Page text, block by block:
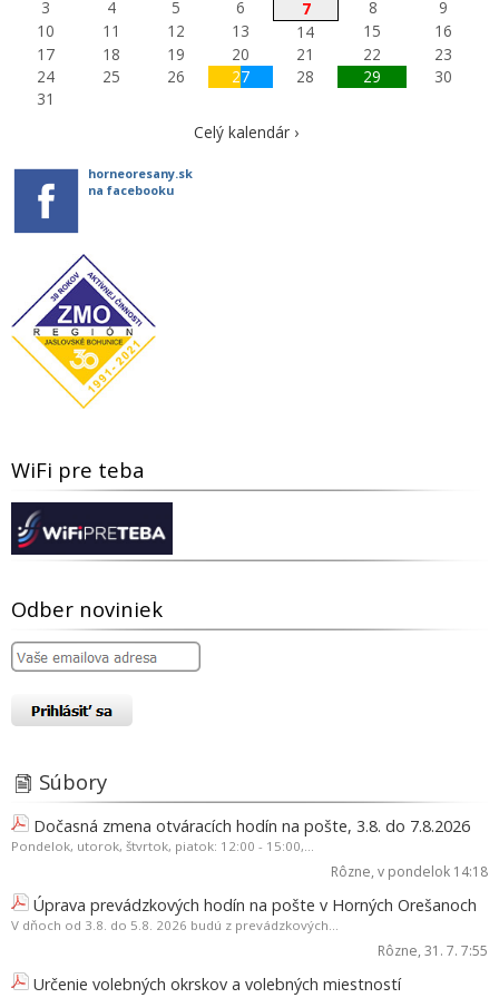
3 4 5 6 7 8
9
10
11 12 13 14 15
16
17
18 19 20 21 22
23
24
25 26 27 28 29
30
31
Celý kalendár ›
horneoresany.sk
na facebooku
WiFi pre teba
Odber noviniek
Súbory
Dočasná zmena otváracích hodín na pošte, 3.8. do 7.8.2026
Pondelok, utorok, štvrtok, piatok: 12:00 - 15:00,...
Rôzne, v pondelok 14:18
Úprava prevádzkových hodín na pošte v Horných Orešanoch
V dňoch od 3.8. do 5.8. 2026 budú z prevádzkových...
Rôzne, 31. 7. 7:55
Určenie volebných okrskov a volebných miestností